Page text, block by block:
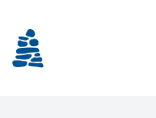
indhold